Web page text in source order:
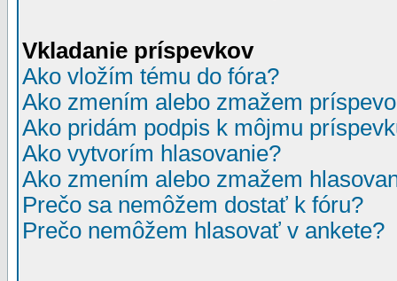
Vkladanie príspevkov
Ako vložím tému do fóra?
Ako zmením alebo zmažem
Ako pridám podpis k môjmu
Ako vytvorím hlasovanie?
Ako zmením alebo zmažem
Prečo sa nemôžem dostať k fóru?
Prečo nemôžem hlasovať v ankete?